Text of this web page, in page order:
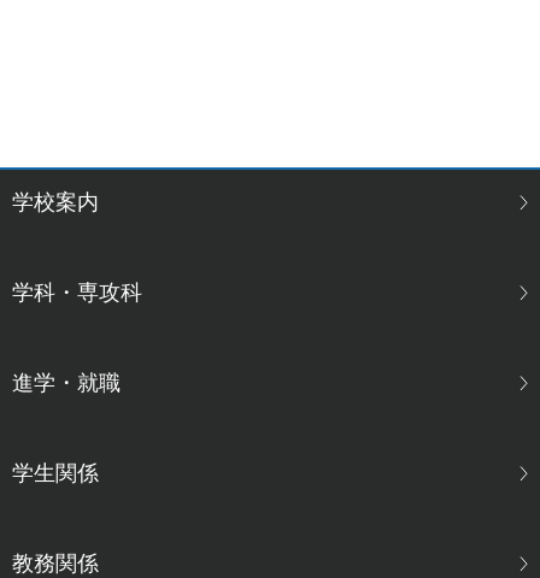
学校案内
学科・専攻科
進学・就職
学生関係
教務関係